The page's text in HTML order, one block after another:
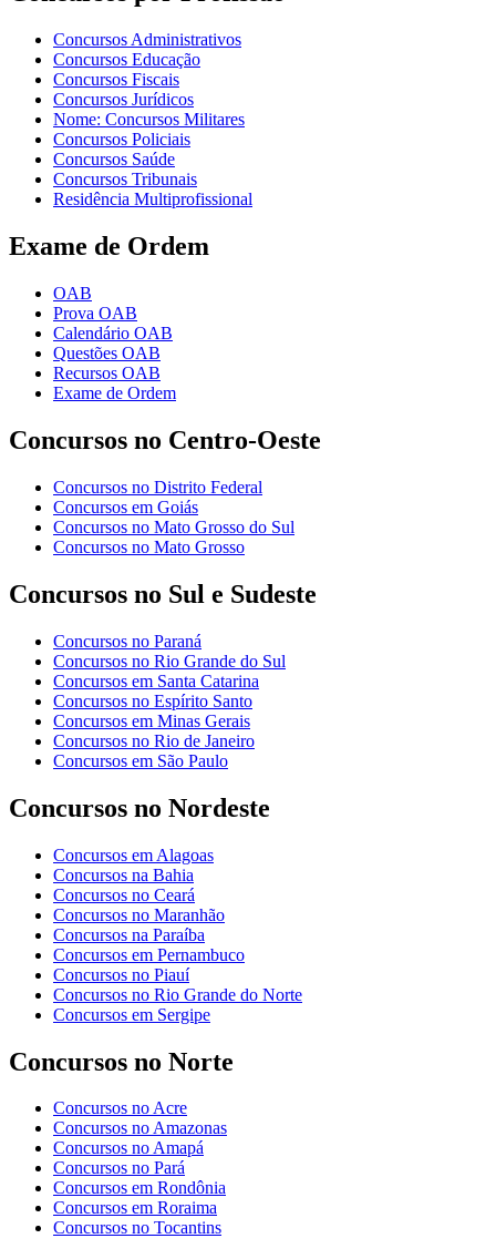
Concursos Administrativos
Concursos Educação
Concursos Fiscais
Concursos Jurídicos
Nome: Concursos Militares
Concursos Policiais
Concursos Saúde
Concursos Tribunais
Residência Multiprofissional
Exame de Ordem
OAB
Prova OAB
Calendário OAB
Questões OAB
Recursos OAB
Exame de Ordem
Concursos no Centro-Oeste
Concursos no Distrito Federal
Concursos em Goiás
Concursos no Mato Grosso do Sul
Concursos no Mato Grosso
Concursos no Sul e Sudeste
Concursos no Paraná
Concursos no Rio Grande do Sul
Concursos em Santa Catarina
Concursos no Espírito Santo
Concursos em Minas Gerais
Concursos no Rio de Janeiro
Concursos em São Paulo
Concursos no Nordeste
Concursos em Alagoas
Concursos na Bahia
Concursos no Ceará
Concursos no Maranhão
Concursos na Paraíba
Concursos em Pernambuco
Concursos no Piauí
Concursos no Rio Grande do Norte
Concursos em Sergipe
Concursos no Norte
Concursos no Acre
Concursos no Amazonas
Concursos no Amapá
Concursos no Pará
Concursos em Rondônia
Concursos em Roraima
Concursos no Tocantins